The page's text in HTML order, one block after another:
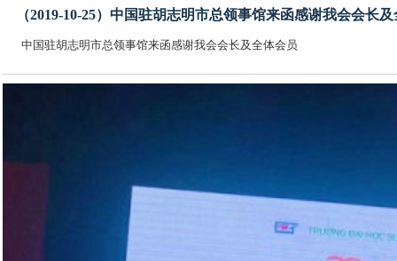
（2019-10-25）中国驻胡志明市总领事馆来函感谢我会会长
中国驻胡志明市总领事馆来函感谢我会会长及全体会员